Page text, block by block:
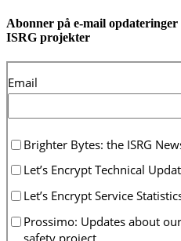
Abonner på e-mail
ISRG projekter